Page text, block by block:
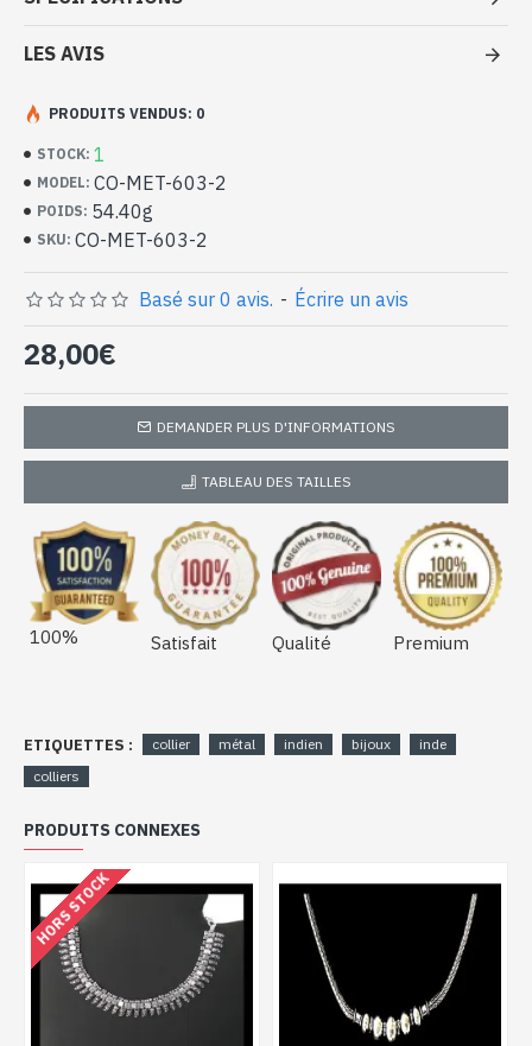
- Longueur du collier (attache comprise) : 46,5cm approx
- Largeur du collier autour du cou : 1,2cm
Collier indien en métal (CO-MET-603-
2)
LES AVIS
STOCK: 1
MODEL: CO-MET-603-2
POIDS: 54.40g
SKU: CO-MET-603-2
PRODUITS VENDUS: 0
Basé sur 0 avis. - Écrire un avis
28,00€
DEMANDER PLUS D'INFORMATIONS
TABLEAU DES TAILLES
100% Satisfait Qualité Premium
ETIQUETTES : collier métal indien bijoux
inde
colliers
PRODUITS CONNEXES
HORS STOCK